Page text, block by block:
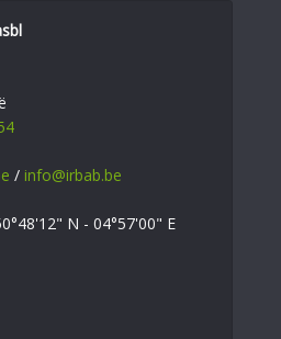
/ info@irbab.be
N - 04°57'00" E